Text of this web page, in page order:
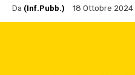
Da (Inf.Pubb.) 18 Ottobre 2024